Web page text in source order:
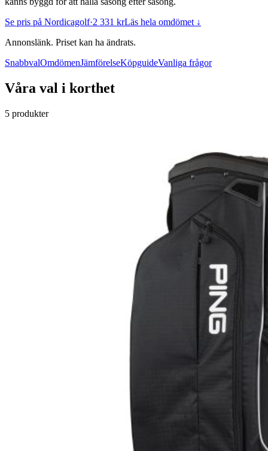
Se pris på Nordicagolf·2 331 krLäs hela omdömet ↓
Annonslänk. Priset kan ha ändrats.
SnabbvalOmdömenJämförelseKöpguideVanliga frågor
Våra val i korthet
5 produkter